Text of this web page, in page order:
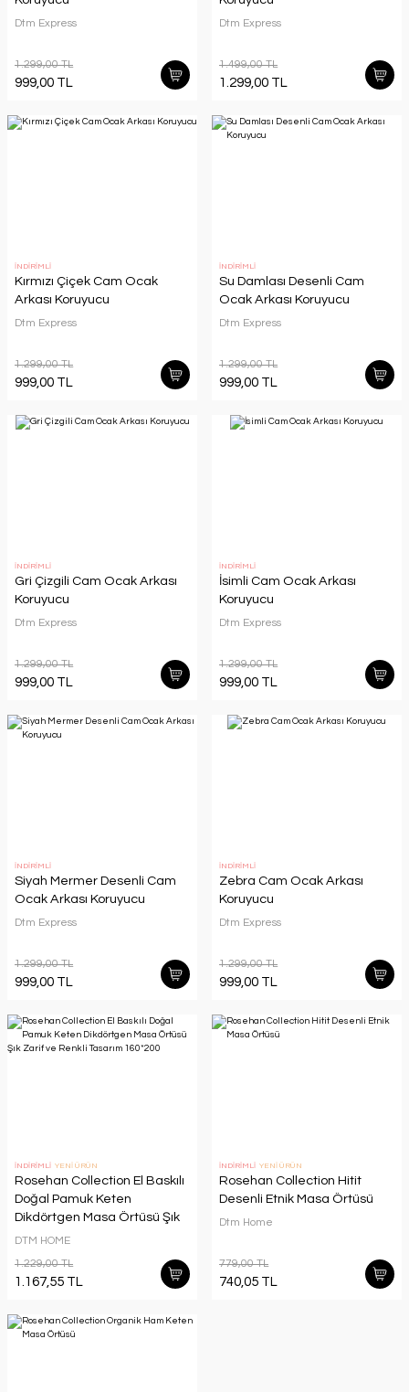
Dtm Express
1.299,00 TL
999,00 TL
Dtm Express
1.499,00 TL
1.299,00 TL
İNDİRİMLİ
Kırmızı Çiçek Cam Ocak
Arkası Koruyucu
Dtm Express
1.299,00 TL
999,00 TL
İNDİRİMLİ
Su Damlası Desenli Cam
Ocak Arkası Koruyucu
Dtm Express
1.299,00 TL
999,00 TL
İNDİRİMLİ
Gri Çizgili Cam Ocak Arkası
Koruyucu
Dtm Express
1.299,00 TL
999,00 TL
İNDİRİMLİ
İsimli Cam Ocak Arkası
Koruyucu
Dtm Express
1.299,00 TL
999,00 TL
İNDİRİMLİ
Siyah Mermer Desenli Cam
Ocak Arkası Koruyucu
Dtm Express
1.299,00 TL
999,00 TL
İNDİRİMLİ
Zebra Cam Ocak Arkası
Koruyucu
Dtm Express
1.299,00 TL
999,00 TL
İNDİRİMLİ YENİ ÜRÜN
Rosehan Collection El Baskılı
Doğal Pamuk Keten
Dikdörtgen Masa Örtüsü Şık
Zarif ve Renkli Tasarım
DTM HOME
1.229,00 TL
1.167,55 TL
İNDİRİMLİ YENİ ÜRÜN
Rosehan Collection Hitit
Desenli Etnik Masa Örtüsü
Dtm Home
779,00 TL
740,05 TL